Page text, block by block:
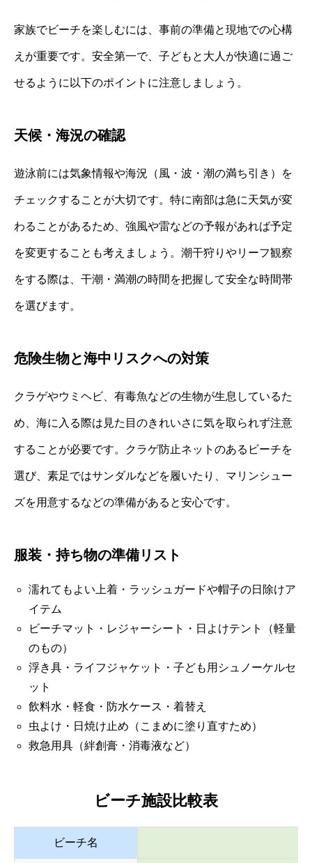
家族でビーチを楽しむには、事前の準備と現地での心構
えが重要です。安全第一で、子どもと大人が快適に過ご
せるように以下のポイントに注意しましょう。
天候・海況の確認
遊泳前には気象情報や海況（風・波・潮の満ち引き）を
チェックすることが大切です。特に南部は急に天気が変
わることがあるため、強風や雷などの予報があれば予定
を変更することも考えましょう。潮干狩りやリーフ観察
をする際は、干潮・満潮の時間を把握して安全な時間帯
を選びます。
危険生物と海中リスクへの対策
クラゲやウミヘビ、有毒魚などの生物が生息しているた
め、海に入る際は見た目のきれいさに気を取られず注意
することが必要です。クラゲ防止ネットのあるビーチを
選び、素足ではサンダルなどを履いたり、マリンシュー
ズを用意するなどの準備があると安心です。
服装・持ち物の準備リスト
濡れてもよい上着・ラッシュガードや帽子の日除けア
イテム
ビーチマット・レジャーシート・日よけテント（軽量
のもの）
浮き具・ライフジャケット・子ども用シュノーケルセ
ット
飲料水・軽食・防水ケース・着替え
虫よけ・日焼け止め（こまめに塗り直すため）
救急用具（絆創膏・消毒液など）
ビーチ施設比較表
ビーチ名